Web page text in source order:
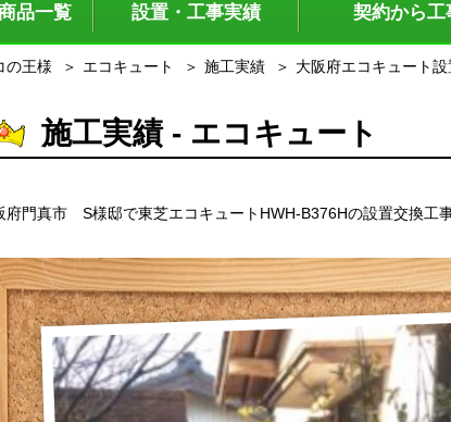
品一覧 設置・工事実績 契約から工
の王様 エコキュート 施工実績 大阪府エコキュート
施工実績 - エコキュート
府門真市 S様邸で東芝エコキュートHWH-B376Hの設置交換工事